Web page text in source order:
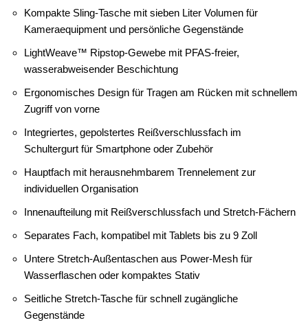
Kompakte Sling-Tasche mit sieben Liter Volumen für
Kameraequipment und persönliche Gegenstände
LightWeave™ Ripstop-Gewebe mit PFAS-freier,
wasserabweisender Beschichtung
Ergonomisches Design für Tragen am Rücken mit schnellem
Zugriff von vorne
Integriertes, gepolstertes Reißverschlussfach im
Schultergurt für Smartphone oder Zubehör
Hauptfach mit herausnehmbarem Trennelement zur
individuellen Organisation
Innenaufteilung mit Reißverschlussfach und Stretch-Fächern
Separates Fach, kompatibel mit Tablets bis zu 9 Zoll
Untere Stretch-Außentaschen aus Power-Mesh für
Wasserflaschen oder kompaktes Stativ
Seitliche Stretch-Tasche für schnell zugängliche
Gegenstände